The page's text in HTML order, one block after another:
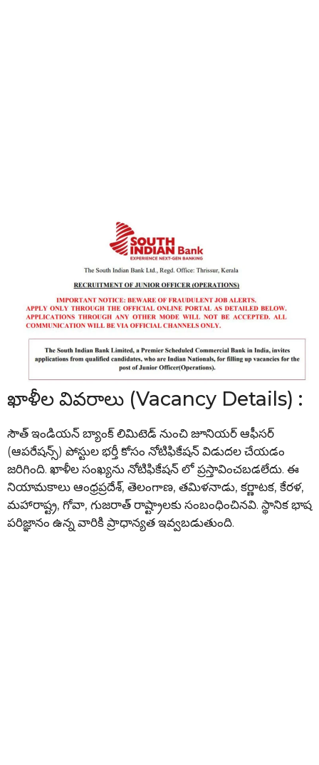
ఖాళీల వివరాలు (Vacancy Details) :
సౌత్ ఇండియన్ బ్యాంక్ లిమిటెడ్ నుంచి జూనియర్ ఆఫీసర్
(ఆపరేషన్స్) పోస్టుల భర్తీ కోసం నోటిఫికేషన్ విడుదల చేయడం
జరిగింది. ఖాళీల సంఖ్యను నోటిఫికేషన్ లో ప్రస్తావించబడలేదు. ఈ
నియామకాలు ఆంధ్రప్రదేశ్, తెలంగాణ, తమిళనాడు, కర్ణాటక, కేరళ,
మహారాష్ట్ర, గోవా, గుజరాత్ రాష్ట్రాలకు సంబంధించినవి. స్థానిక భాష
పరిజ్ఞానం ఉన్న వారికి ప్రాధాన్యత ఇవ్వబడుతుంది.